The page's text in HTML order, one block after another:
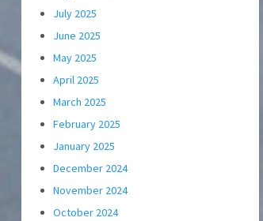
July 2025
June 2025
May 2025
April 2025
March 2025
February 2025
January 2025
December 2024
November 2024
October 2024